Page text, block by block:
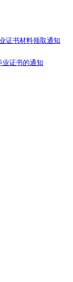
证书材料领取通知
业证书的通知